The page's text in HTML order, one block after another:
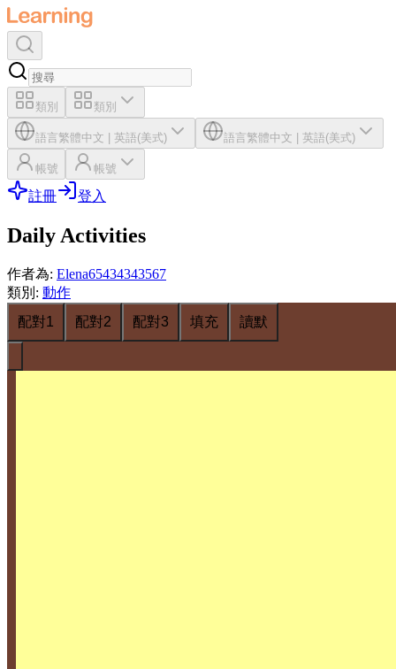
類別 類別
語言繁體中文 英語(美式) 語言繁體中文 英語(美式)
帳號 帳號
註冊 登入
Daily Activities
作者為: Elena65434343567
類別 : 動作
配對1
配對2 配對3 填充 讀默